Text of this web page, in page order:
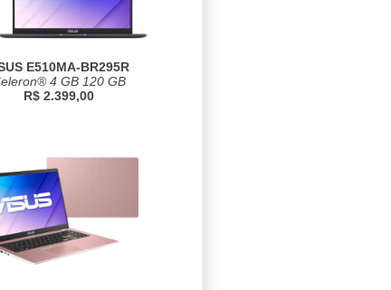
E510MA-BR295R
4 GB 120 GB
R$ 2.399,00